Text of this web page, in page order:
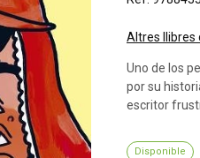
Altres llibres
Uno de los
por su
escritor
Disponible